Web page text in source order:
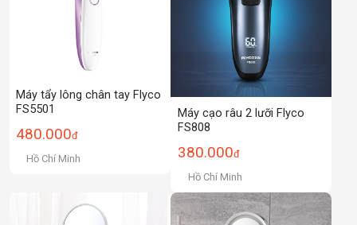
Máy tẩy lông chân tay Flyco
FS5501
480.000đ
Hồ Chí Minh
Máy cạo râu 2 lưỡi Flyco
FS808
380.000đ
Hồ Chí Minh